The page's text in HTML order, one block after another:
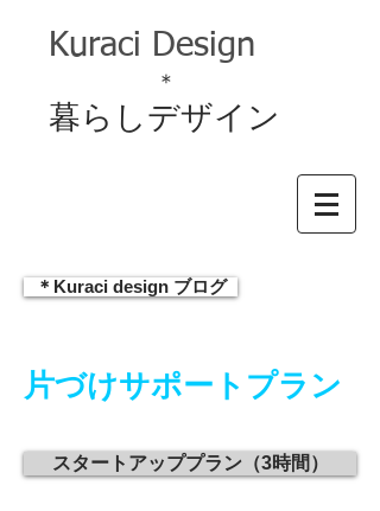
Kuraci Design
＊
暮らしデザイン
＊Kuraci design ブログ
片づけサポートプラン
スタートアッププラン（3時間）